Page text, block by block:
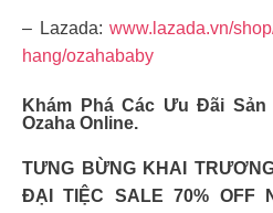
– Lazada:www.lazada.vn/
hang/ozahababy
Khám Phá Các Ưu Đãi
Ozaha Online.
TƯNG BỪNG KHAI
ĐẠI TIỆC SALE 70% OFF